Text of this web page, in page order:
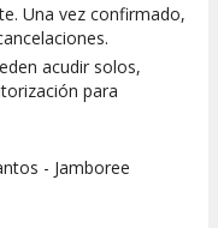
Una vez confirmado,
acudir solos,
para
- Jamboree